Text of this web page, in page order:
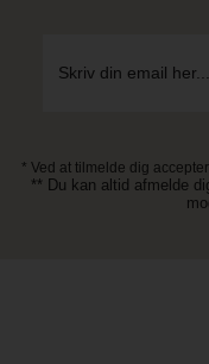
* Ved at tilmelde dig
** Du kan altid afmelde